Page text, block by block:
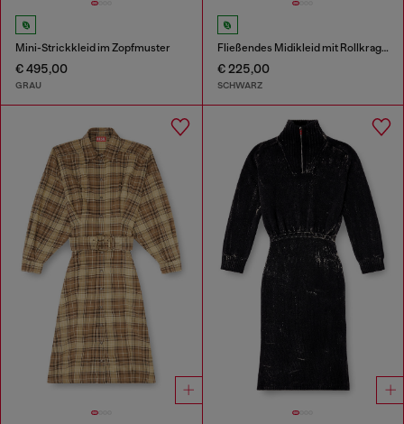
Mini-Strickkleid im Zopfmuster
€ 495,00
GRAU
Fließendes Midikleid mit Rollkragen
€ 225,00
SCHWARZ